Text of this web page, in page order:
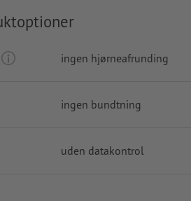
ingen hjørneafrunding
ingen bundtning
uden datakontrol